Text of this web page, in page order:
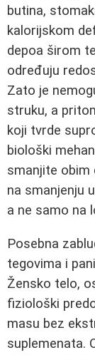
butina,
kalorijskom
depoa širom
određuju
Zato je
struku, a
koji tvrde
biološki
smanjite obim
na smanjenju
a ne samo na
Posebna
tegovima i
Žensko telo,
fiziološki
masu bez
suplemenata.